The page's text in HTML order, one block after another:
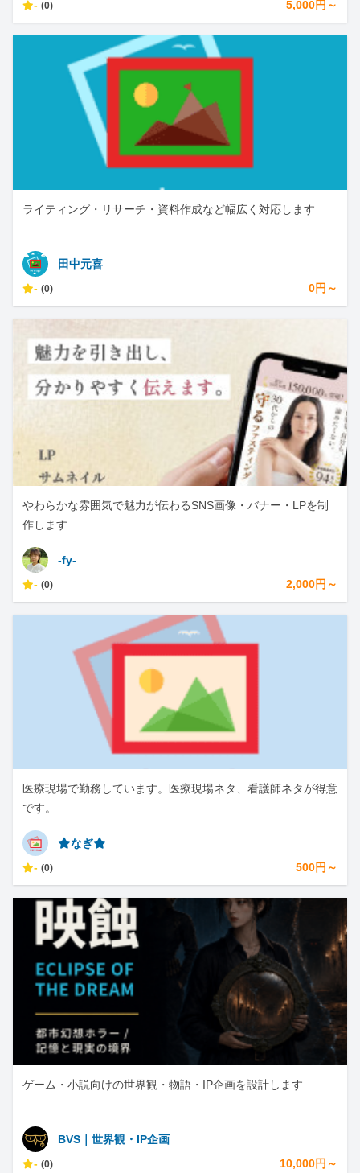
- (0) 5,000円～
ライティング・リサーチ・資料作成など幅広く対応します
田中元喜
- (0) 0円～
やわらかな雰囲気で魅力が伝わるSNS画像・バナー・LPを制
作します
-fy-
- (0) 2,000円～
医療現場で勤務しています。医療現場ネタ、看護師ネタが得意
です。
⭐︎なぎ⭐︎
- (0) 500円～
ゲーム・小説向けの世界観・物語・IP企画を設計します
BVS｜世界観・IP企画
- (0) 10,000円～